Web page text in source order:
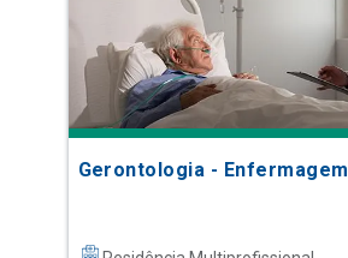
Gerontologia - Enfermagem